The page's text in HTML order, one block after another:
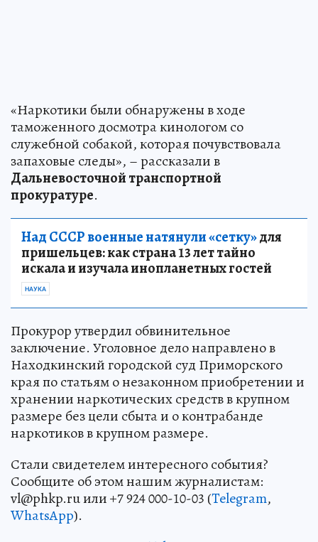
«Наркотики были обнаружены в ходе
таможенного досмотра кинологом со
служебной собакой, которая почувствовала
запаховые следы», – рассказали в
Дальневосточной транспортной
прокуратуре.
Над СССР военные натянули «сетку»для
пришельцев: как страна 13 лет тайно
искала и изучала инопланетных гостей
НАУКА
Прокурор утвердил обвинительное
заключение. Уголовное дело направлено в
Находкинский городской суд Приморского
края по статьям о незаконном приобретении и
хранении наркотических средств в крупном
размере без цели сбыта и о контрабанде
наркотиков в крупном размере.
Стали свидетелем интересного события?
Сообщите об этом нашим журналистам:
vl@phkp.ru или +7 924 000-10-03 (Telegram,
WhatsApp).